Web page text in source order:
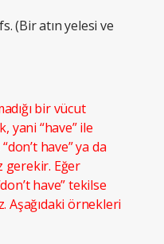
(Bir atın yelesi ve
bir vücut
yani “have” ile
have” ya da
gerekir. Eğer
have” tekilse
Aşağıdaki örnekleri